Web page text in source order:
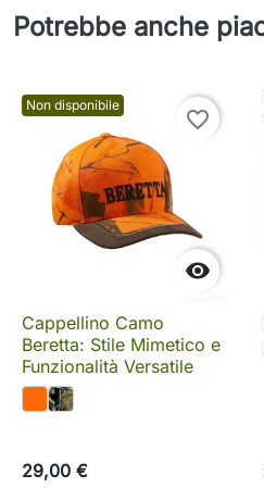
Potrebbe anche
Non disponibile

favorite_border
Cappellino Camo
Beretta: Stile Mimetico e
Funzionalità Versatile
29,00 €